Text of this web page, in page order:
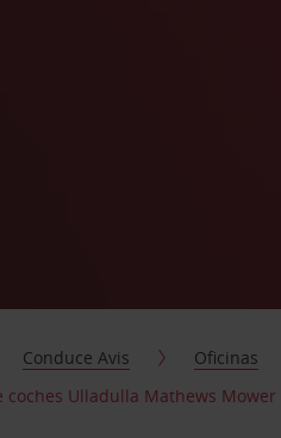
Conduce Avis Oficinas
coches Ulladulla Mathews